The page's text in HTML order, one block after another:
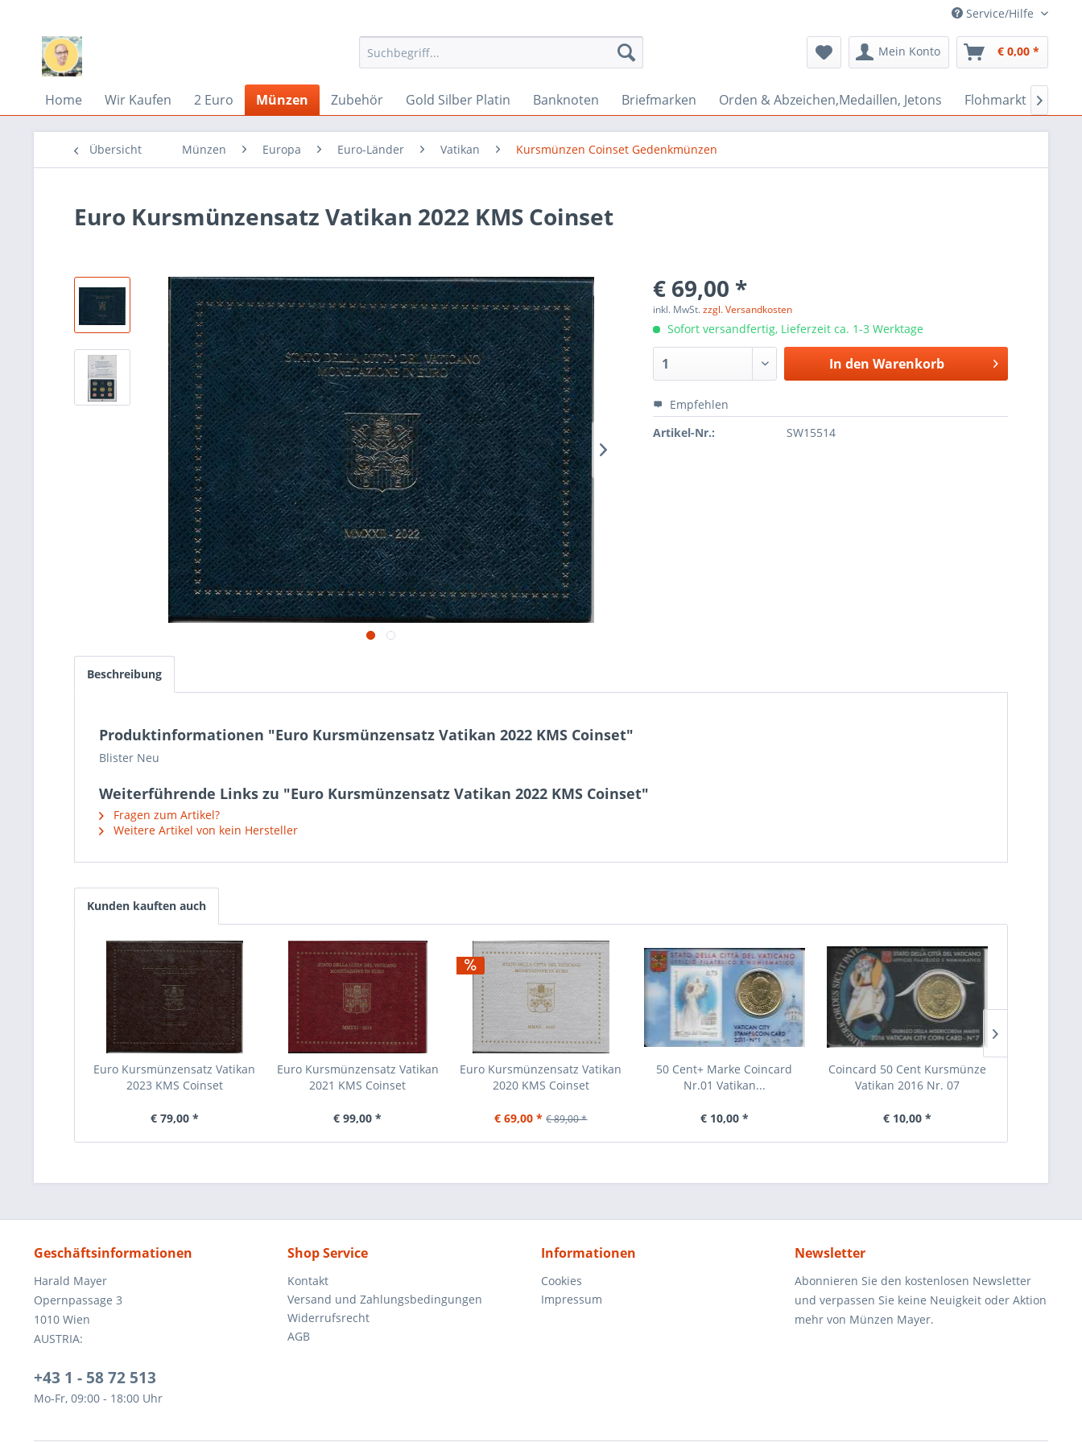
Service/Hilfe
Mein Konto € 0,00 *
Home Wir Kaufen 2 Euro Münzen Zubehör Gold Silber Platin Banknoten Briefmarken Orden & Abzeichen,Medaillen, Jetons Flohmarkt Bazar

Übersicht Münzen Europa Euro-Länder Vatikan Kursmünzen Coinset Gedenkmünzen
Euro Kursmünzensatz Vatikan 2022 KMS Coinset
€ 69,00 *
inkl. MwSt.zzgl. Versandkosten
Sofort versandfertig, Lieferzeit ca. 1-3 Werktage
In den Warenkorb
Empfehlen
Artikel-Nr.:
SW15514
Beschreibung
Produktinformationen "Euro Kursmünzensatz Vatikan 2022 KMS Coinset"
Blister Neu
Weiterführende Links zu "Euro Kursmünzensatz Vatikan 2022 KMS Coinset"
Fragen zum Artikel?
Weitere Artikel von kein Hersteller
Kunden kauften auch
Euro Kursmünzensatz Vatikan
2023 KMS Coinset
€ 79,00 *
Euro Kursmünzensatz Vatikan
2021 KMS Coinset
€ 99,00 *
Euro Kursmünzensatz Vatikan
2020 KMS Coinset
€ 69,00 * € 89,00 *
50 Cent+ Marke Coincard
Nr.01 Vatikan...
€ 10,00 *
Coincard 50 Cent Kursmünze
Vatikan 2016 Nr. 07
€ 10,00 *
Geschäftsinformationen
Harald Mayer
Opernpassage 3
1010 Wien
AUSTRIA:
+43 1 - 58 72 513
Mo-Fr, 09:00 - 18:00 Uhr
Shop Service
Kontakt
Versand und Zahlungsbedingungen
Widerrufsrecht
AGB
Informationen
Cookies
Impressum
Newsletter
Abonnieren Sie den kostenlosen Newsletter
und verpassen Sie keine Neuigkeit oder Aktion
mehr von Münzen Mayer.